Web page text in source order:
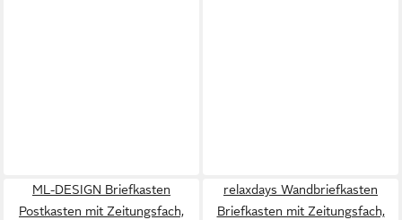
ML-DESIGN Briefkasten
Postkasten mit Zeitungsfach,
relaxdays Wandbriefkasten
Briefkasten mit Zeitungsfach,